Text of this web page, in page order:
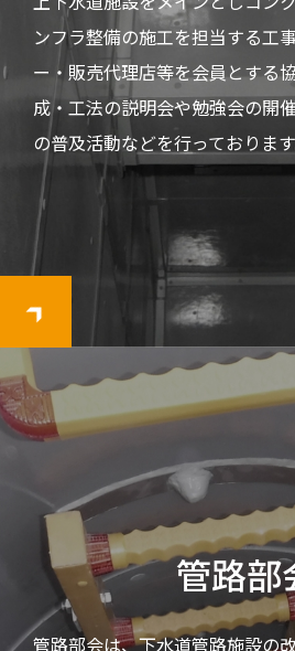
ンフラ整備の施工を担当する工
ー・販売代理店等を会員とする
成・工法の説明会や勉強会の開
の普及活動などを行っております
管路部
管路部会は、下水道管路施設の